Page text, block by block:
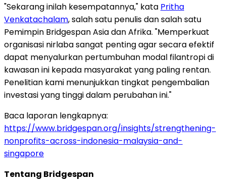
"Sekarang inilah kesempatannya," kata Pritha
Venkatachalam, salah satu penulis dan salah satu
Pemimpin Bridgespan Asia dan Afrika. "Memperkuat
organisasi nirlaba sangat penting agar secara efektif
dapat menyalurkan pertumbuhan modal filantropi di
kawasan ini kepada masyarakat yang paling rentan.
Penelitian kami menunjukkan tingkat pengembalian
investasi yang tinggi dalam perubahan ini."
Baca laporan lengkapnya:
https://www.bridgespan.org/insights/strengthening-
nonprofits-across-indonesia-malaysia-and-
singapore
Tentang Bridgespan